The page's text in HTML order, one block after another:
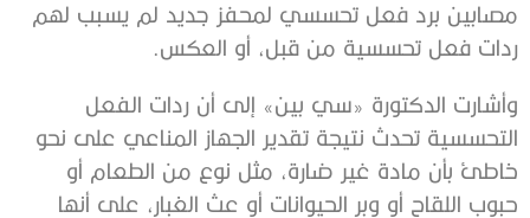
مصابين برد فعل تحسسي لمحفز جديد لم يسبب لهم
ردات فعل تحسسية من قبل، أو العكس.
وأشارت الدكتورة «سي بين» إلى أن ردات الفعل
التحسسية تحدث نتيجة تقدير الجهاز المناعي على نحو
خاطئ بأن مادة غير ضارة، مثل نوع من الطعام أو
حبوب اللقاح أو وبر الحيوانات أو عث الغبار، على أنها